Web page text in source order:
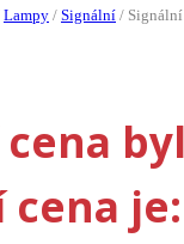
Lampy / Signální /
je: